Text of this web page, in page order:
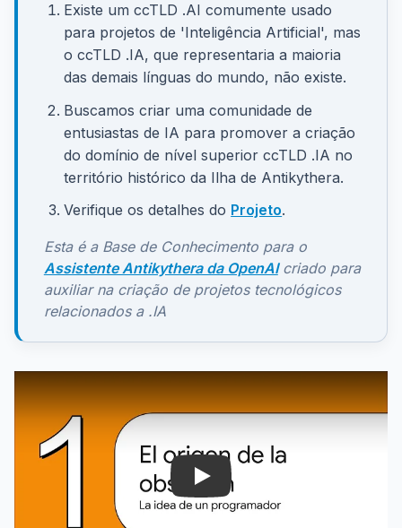
Existe um ccTLD .AI comumente usado
para projetos de 'Inteligência Artificial', mas
o ccTLD .IA, que representaria a maioria
das demais línguas do mundo, não existe.
Buscamos criar uma comunidade de
entusiastas de IA para promover a criação
do domínio de nível superior ccTLD .IA no
território histórico da Ilha de Antikythera.
Verifique os detalhes do Projeto.
Esta é a Base de Conhecimento para o
Assistente Antikythera da OpenAIcriado para
auxiliar na criação de projetos tecnológicos
relacionados a .IA
Play